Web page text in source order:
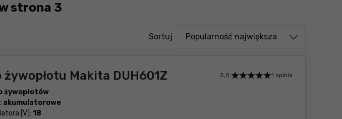
strona 3
Sortuj Sortuj od
Popularność największa
żywopłotu Makita DUH601Z
żywopłotów
akumulatorowe
[V]: 18
5,0 1 opinia